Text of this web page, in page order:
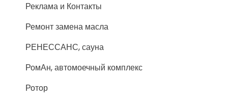
Реклама и Контакты
Ремонт замена масла
РЕНЕССАНС, сауна
РомАн, автомоечный комплекс
Ротор